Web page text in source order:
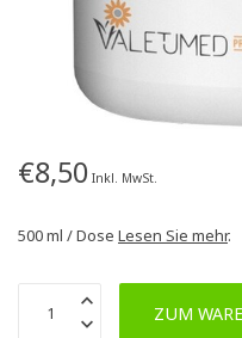
€8,50 Inkl. MwSt.
500 ml / Dose Lesen Sie mehr.
ZUM